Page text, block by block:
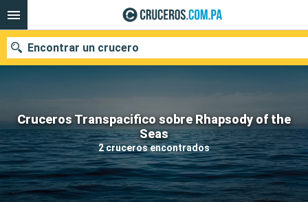
Cruceros Transpacifico sobre Rhapsody of the
Seas
2 cruceros encontrados
Encontrar un crucero
Nuestros destinos
Fecha de salida
Puertos Compañías